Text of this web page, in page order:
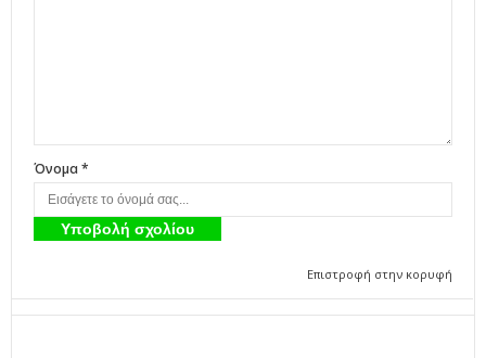
Όνομα *
Επιστροφή στην κορυφή